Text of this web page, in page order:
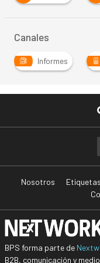
Canales
Informes
Nosotros Etiquetas
BPS forma parte de
B2B, comunicación y